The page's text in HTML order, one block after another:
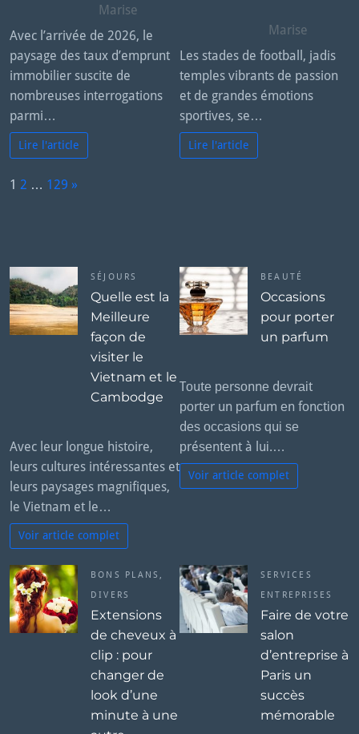
Marise
Avec l’arrivée de 2026, le
paysage des taux d’emprunt
immobilier suscite de
nombreuses interrogations
parmi…
Lire l'article
Marise
Les stades de football, jadis
temples vibrants de passion
et de grandes émotions
sportives, se…
Lire l'article
P
1 2 … 129
t
»
SÉJOURS
Quelle est la
Meilleure
façon de
visiter le
Vietnam et le
Cambodge
Avec leur longue histoire,
leurs cultures intéressantes et
leurs paysages magnifiques,
le Vietnam et le…
Voir article complet
BEAUTÉ
Occasions
pour porter
un parfum
Tоutе реrѕоnnе dеvrаіt
роrtеr un раrfum еn fоnсtіоn
dеѕ оссаѕіоnѕ ԛuі ѕе
рréѕеntеnt à luі.…
Voir article complet
BONS PLANS ,
DIVERS
Extensions
de cheveux à
clip : pour
changer de
look d’une
minute à une
SERVICES
ENTREPRISES
Faire de votre
salon
d’entreprise à
Paris un
succès
mémorable